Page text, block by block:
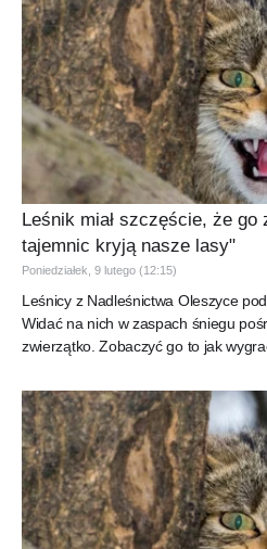
Leśnik miał szczęście, że go
tajemnic kryją nasze lasy"
Poniedziałek, 9 lutego (12:15)
Leśnicy z Nadleśnictwa Oleszyce
Widać na nich w zaspach śniegu
zwierzątko. Zobaczyć go to jak